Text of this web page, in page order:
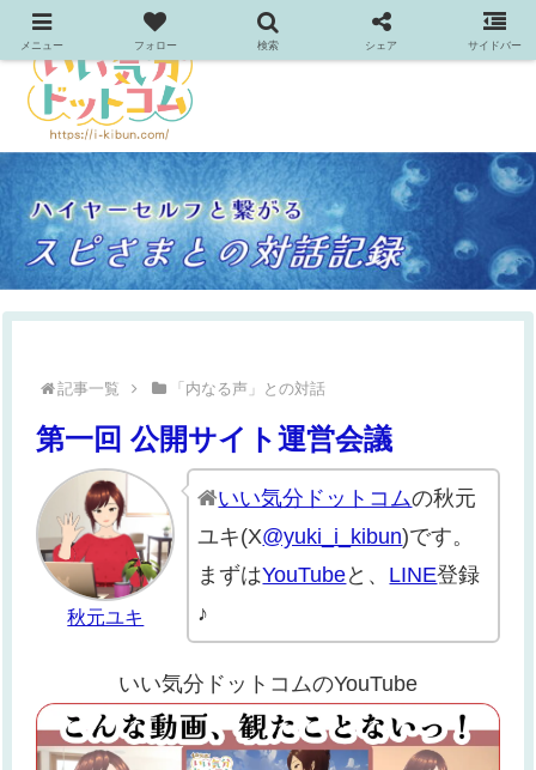
記事一覧 「内なる声」との対話
第一回 公開サイト運営会議
秋元ユキ
いい気分ドットコムの秋元
ユキ(X@yuki_i_kibun)です。
まずはYouTubeと、 LINE登録
♪
いい気分ドットコムのYouTube
メニュー フォロー 検索 シェア サイドバー